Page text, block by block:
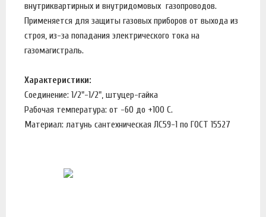
внутриквартирных и внутридомовых газопроводов.
Применяется для защиты газовых приборов от выхода из
строя, из-за попадания электрического тока на
газомагистраль.
Характеристики:
Соединение: 1/2"-1/2", штуцер-гайка
Рабочая температура: от -60 до +100 С.
Материал: латунь сантехническая ЛС59-1 по ГОСТ 15527